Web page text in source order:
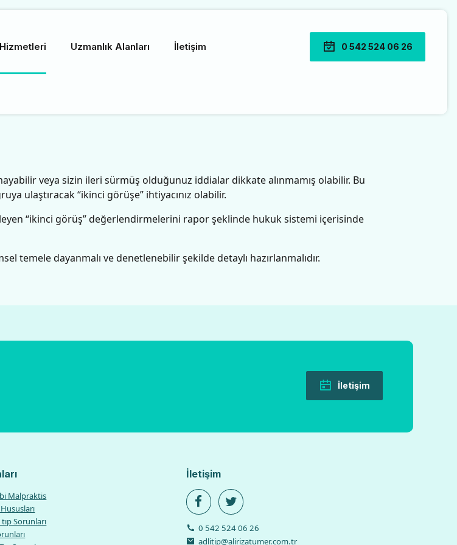
0 542 524 06 26
Hizmetleri Uzmanlık Alanları İletişim
veya sizin ileri sürmüş olduğunuz iddialar dikkate alınmamış olabilir. Bu
ulaştıracak “ikinci görüşe” ihtiyacınız olabilir.
“ikinci görüş” değerlendirmelerini rapor şeklinde hukuk sistemi içerisinde
temele dayanmalı ve denetlenebilir şekilde detaylı hazırlanmalıdır.
İletişim
Malpraktis
Sorunları
İletişim
0 542 524 06 26
adlitip@alirizatumer.com.tr